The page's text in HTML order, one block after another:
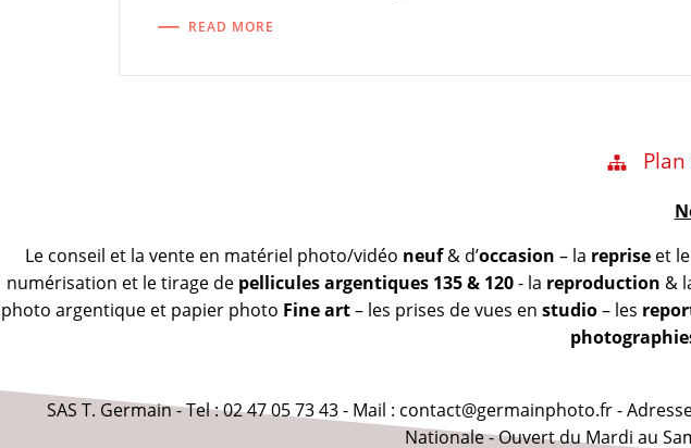
READ MORE
Le conseil et la vente en matériel photo/vidéo neuf& d’occasion – la repriseet le
numérisation et le tirage de pellicules argentiques 135 & 120- la reproduction &
photo argentique et papier photo Fine art– les prises de vues en studio– les
SAS T. Germain - Tel : 02 47 05 73 43 - Mail : contact@germainphoto.fr -
Nationale - Ouvert du Mardi au